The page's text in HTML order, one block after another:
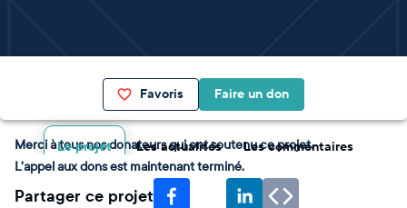
Favoris Faire un don
Le projet Les actualités Les commentaires
Merci à tous nos donateurs qui ont soutenu ce projet.
L'appel aux dons est maintenant terminé.
Partager ce projet